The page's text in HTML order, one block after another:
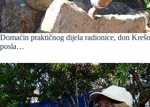
Domaćin praktičnog dijela radionice, don
posla…